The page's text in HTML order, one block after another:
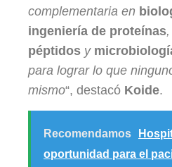
complementaria en
ingeniería de proteínas,
péptidos y
para lograr lo que
mismo“, destacó Koide.
Recomendamos
oportunidad para el